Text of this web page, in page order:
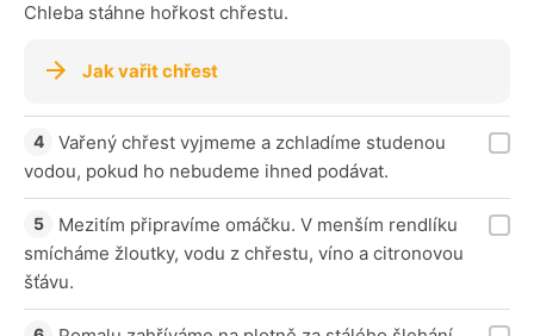
Chleba stáhne hořkost chřestu.
Jak vařit chřest
Vařený chřest vyjmeme a zchladíme studenou
vodou, pokud ho nebudeme ihned podávat.
Mezitím připravíme omáčku. V menším rendlíku
smícháme žloutky, vodu z chřestu, víno a citronovou
šťávu.